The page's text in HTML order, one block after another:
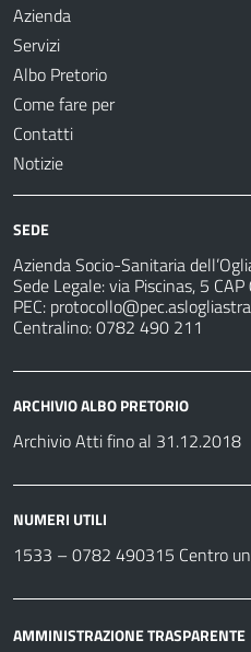
Azienda
Servizi
Albo Pretorio
Come fare per
Contatti
Notizie
SEDE
Azienda Socio-Sanitaria
Sede Legale: via Piscinas, 5
PEC:
Centralino: 0782 490 211
ARCHIVIO ALBO PRETORIO
Archivio Atti fino al 31.12.2018
NUMERI UTILI
1533 – 0782 490315 Centro
AMMINISTRAZIONE TRASPARENTE